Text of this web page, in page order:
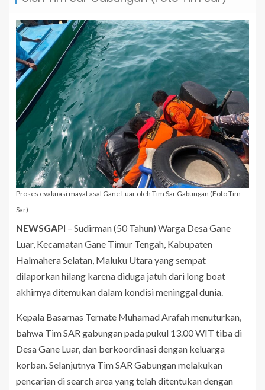
Proses evakuasi mayat asal Gane Luar oleh Tim Sar Gabungan (Foto Tim
Sar)
NEWSGAPI – Sudirman (50 Tahun) Warga Desa Gane
Luar, Kecamatan Gane Timur Tengah, Kabupaten
Halmahera Selatan, Maluku Utara yang sempat
dilaporkan hilang karena diduga jatuh dari long boat
akhirnya ditemukan dalam kondisi meninggal dunia.
Kepala Basarnas Ternate Muhamad Arafah menuturkan,
bahwa Tim SAR gabungan pada pukul 13.00 WIT tiba di
Desa Gane Luar, dan berkoordinasi dengan keluarga
korban. Selanjutnya Tim SAR Gabungan melakukan
pencarian di search area yang telah ditentukan dengan